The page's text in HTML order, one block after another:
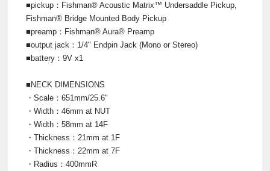
■pickup：Fishman® Acoustic Matrix™ Undersaddle Pickup,
Fishman® Bridge Mounted Body Pickup
■preamp：Fishman® Aura® Preamp
■output jack：1/4" Endpin Jack (Mono or Stereo)
■battery：9V x1
■NECK DIMENSIONS
・Scale：651mm/25.6"
・Width：46mm at NUT
・Width：58mm at 14F
・Thickness：21mm at 1F
・Thickness：22mm at 7F
・Radius：400mmR